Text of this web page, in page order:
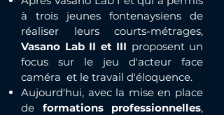
à trois jeunes fontenaysiens de
réaliser leurs courts-métrages,
Vasano Lab II et III proposent un
focus sur le jeu d'acteur face
caméra et le travail d'éloquence.​
Aujourd'hui, avec la mise en place
de formations professionnelles,